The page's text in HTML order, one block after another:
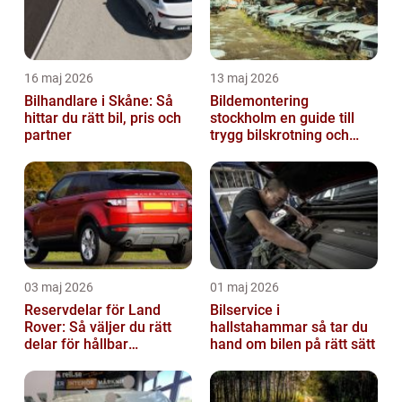
16 maj 2026
Bilhandlare i Skåne: Så
hittar du rätt bil, pris och
partner
13 maj 2026
Bildemontering
stockholm en guide till
trygg bilskrotning och
03 maj 2026
Reservdelar för Land
Rover: Så väljer du rätt
delar för hållbar
01 maj 2026
Bilservice i
hallstahammar så tar du
hand om bilen på rätt sätt